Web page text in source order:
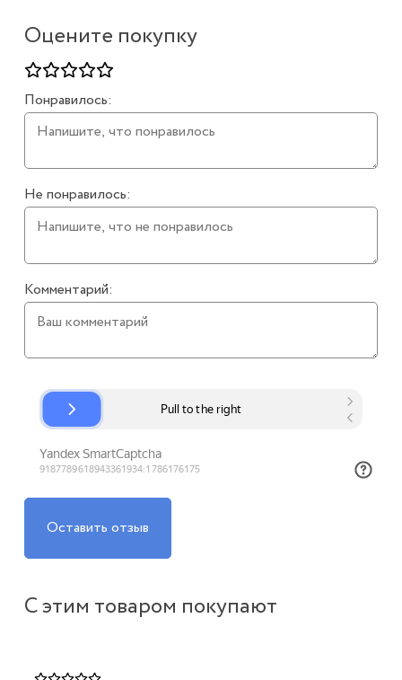
Оцените покупку
Понравилось:
Не понравилось:
Комментарий:
Оставить отзыв
С этим товаром покупают